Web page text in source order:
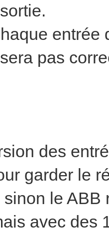
pas
des
garder le
le
avec des